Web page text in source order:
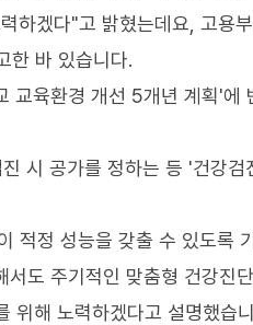
하겠다"고 밝혔는데요, 고용
한 바 있습니다.
교육환경 개선 5개년 계획'에
시 공가를 정하는 등 '건강검
적정 성능을 갖출 수 있도록
도 주기적인 맞춤형 건강진
위해 노력하겠다고 설명했습